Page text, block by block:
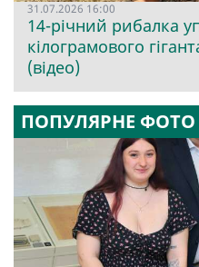
31.07.2026 16:00
14-річний рибалка
кілограмового
(відео)
ПОПУЛЯРНЕ ФОТО